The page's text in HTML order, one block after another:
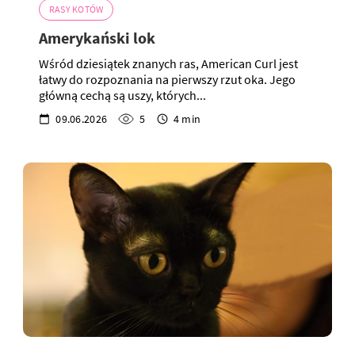
RASY KOTÓW
Amerykański lok
Wśród dziesiątek znanych ras, American Curl jest
łatwy do rozpoznania na pierwszy rzut oka. Jego
główną cechą są uszy, których...
09.06.2026 5 4 min